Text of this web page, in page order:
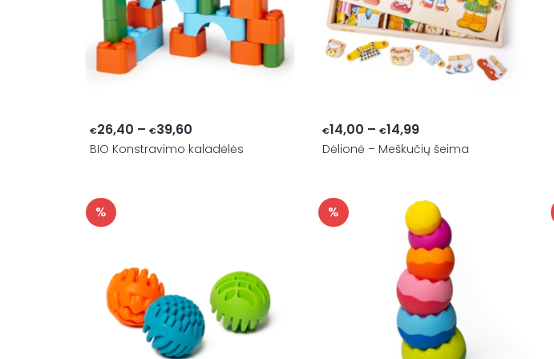
€26,40 – €39,60
range:
BIO Konstravimo kaladėlės
€14,00 – €14,99Price
range:
€14,99
Dėlionė – Meškučių šeima
% %